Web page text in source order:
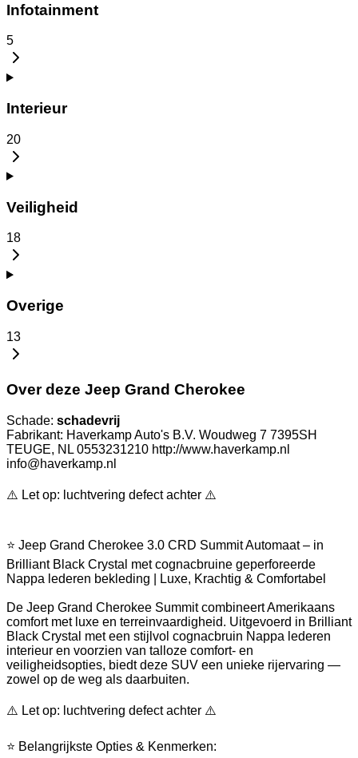
Infotainment
5
Interieur
20
Veiligheid
18
Overige
13
Over deze Jeep Grand Cherokee
Schade: schadevrij
Fabrikant: Haverkamp Auto's B.V. Woudweg 7 7395SH
TEUGE, NL 0553231210 http://www.haverkamp.nl
info@haverkamp.nl
⚠️ Let op: luchtvering defect achter ⚠️
⭐ Jeep Grand Cherokee 3.0 CRD Summit Automaat – in
Brilliant Black Crystal met cognacbruine geperforeerde
Nappa lederen bekleding | Luxe, Krachtig & Comfortabel
De Jeep Grand Cherokee Summit combineert Amerikaans
comfort met luxe en terreinvaardigheid. Uitgevoerd in Brilliant
Black Crystal met een stijlvol cognacbruin Nappa lederen
interieur en voorzien van talloze comfort- en
veiligheidsopties, biedt deze SUV een unieke rijervaring —
zowel op de weg als daarbuiten.
⚠️ Let op: luchtvering defect achter ⚠️
⭐ Belangrijkste Opties & Kenmerken: